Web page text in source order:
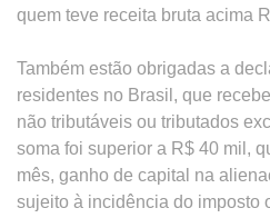
quem teve receita bruta acima
Também estão obrigadas a
residentes no Brasil, que
não tributáveis ou tributados
soma foi superior a R$ 40 mil,
mês, ganho de capital na
sujeito à incidência do imposto